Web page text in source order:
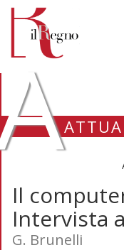
Il
Intervista
G. Brunelli